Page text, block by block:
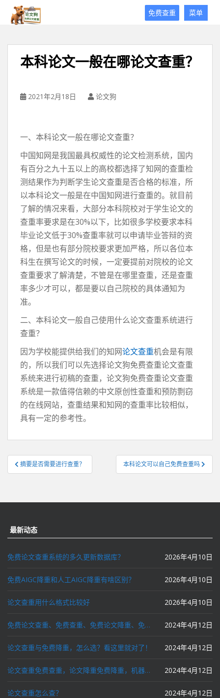
菜单
免费查重
本科论文一般在哪论文查重？
2021年2月18日 论文狗
一、本科论文一般在哪论文查重？
中国知网是我国最具权威性的论文检测系统，国内
有百分之九十五以上的高校都选择了知网的查重检
测结果作为判断学生论文查重是否合格的标准，所
以本科论文一般是在中国知网进行查重的。就目前
了解的情况来看，大部分本科院校对于学生论文的
查重率要求是在30%以下，比如很多学校要求本科
毕业论文低于30%查重率就可以申请毕业答辩的资
格，但是也有部分院校要求更加严格，所以各位本
科生在撰写论文的时候，一定要提前对院校的论文
查重要求了解清楚，不管是在哪里查重，还是查重
率多少才可以，都是要以自己院校的具体通知为
准。
二、本科论文一般自己使用什么论文查重系统进行
查重？
因为学校能提供给我们的知网论文查重机会是有限
的，所以我们可以先选择论文狗免费查重论文查重
系统来进行初稿的查重，论文狗免费查重论文查重
系统是一款值得信赖的中文原创性查重和预防剽窃
的在线网站，查重结果和知网的查重率比较相似，
具有一定的参考性。
文
章
航
摘要是否需要进行查重？ 本科论文可以自己免费查重吗
最新动态
免费论文查重系统的多久更新数据库？ 2026年4月10日
免费AIGC降重和人工AIGC降重有啥区别？ 2026年4月10日
论文查重用什么格式比较好 2026年4月10日
免费论文查重、免费查重、免费论文降重、免费降重、智能降重、一键降重、降低AIGC写作率、AI写论文，这些名词你了解吗？ 2024年4月12日
论文查重与免费降重，怎么选？看这里就对了！ 2024年4月12日
论文查重免费查重，论文降重免费降重，机器降重，人工降重，降低AIGC写作率，ai写论文，都要选论文狗和paperdog以及文思慧达！ 2024年4月12日
论文查重怎么查？ 2024年4月12日